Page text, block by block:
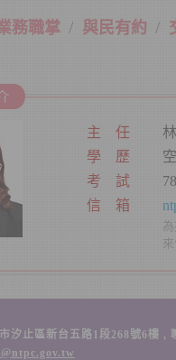
務職掌 / 與民有約 /
主 任
學 歷
考 試
信 箱
汐止區新台五路1段268號6樓